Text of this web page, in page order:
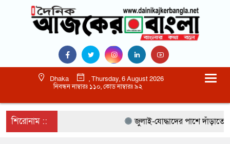
Dhaka
, Thursday, 6 August 2026
নিবন্ধন নাম্বারঃ ১১০, কোড নাম্বারঃ ৯২
শিরোনাম :: জুলাই-যোদ্ধাদের পাশে দাঁড়াতে হবে